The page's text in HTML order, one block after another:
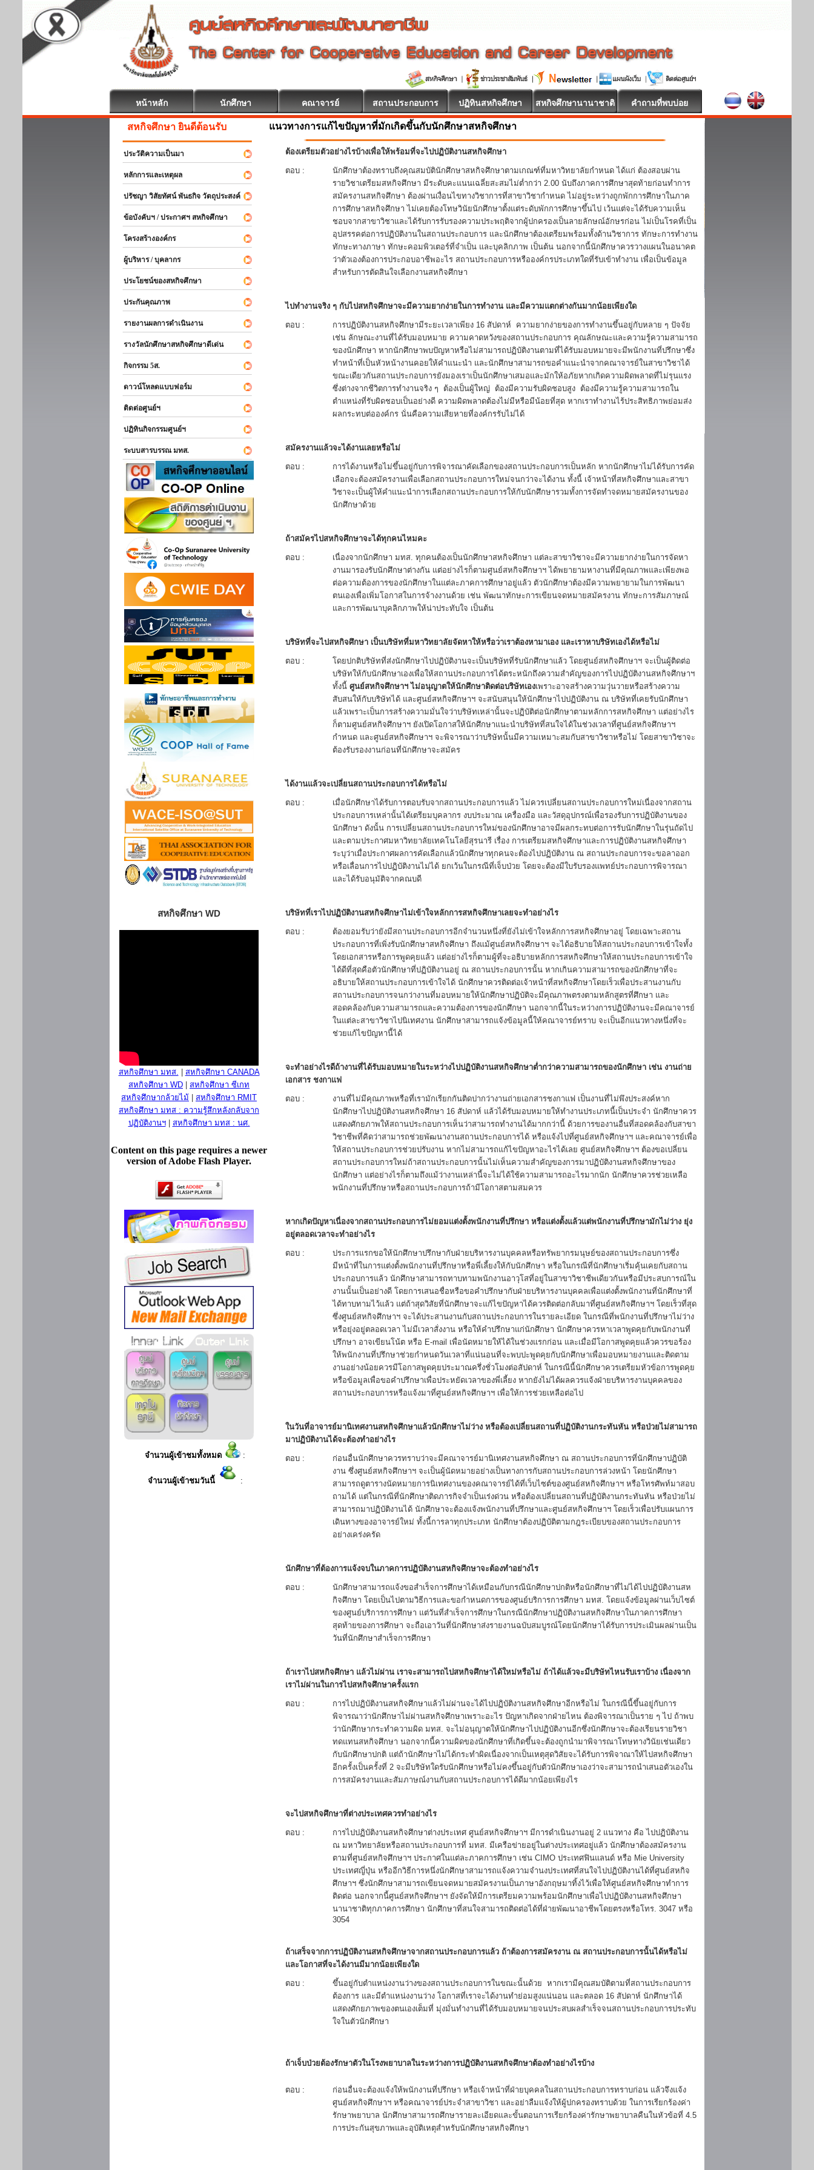
หน้าหลัก นักศึกษา คณาจารย์ สถานประกอบการ ปฏิทินสหกิจศึกษา สหกิจศึกษานานาชาติ คำถามที่พบบ่อย
สหกิจศึกษา ยินดีต้อนรับ
ประวัติความเป็นมา
หลักการและเหตุผล
ปรัชญา วิสัยทัศน์ พันธกิจ วัตถุประสงค์
ข้อบังคับฯ / ประกาศฯ สหกิจศึกษา
โครงสร้างองค์กร
ผู้บริหาร / บุคลากร
ประโยชน์ของสหกิจศึกษา
ประกันคุณภาพ
รายงานผลการดำเนินงาน
รางวัลนักศึกษาสหกิจศึกษาดีเด่น
กิจกรรม 5ส.
ดาวน์โหลดแบบฟอร์ม
ติดต่อศูนย์ฯ
ปฏิทินกิจกรรมศูนย์ฯ
ระบบสารบรรณ มทส.
สหกิจศึกษา WD
สหกิจศึกษา มทส.
สหกิจศึกษา CANADA
สหกิจศึกษา WD
สหกิจศึกษา ซีเกท
สหกิจศึกษากล้วยไม้
สหกิจศึกษา RMIT
สหกิจศึกษา มทส : ความรู้สึกหลังกลับจาก
ปฏิบัติงานฯ| สหกิจศึกษา มทส : นศ.
Content on this page requires a newer
version of Adobe Flash Player.
จำนวนผู้เข้าชมทั้งหมด :
จำนวนผู้เข้าชมวันนี้ :
แนวทางการแก้ไขปัญหาที่มักเกิดขึ้นกับนักศึกษาสหกิจศึกษา
ต้องเตรียมตัวอย่างไรบ้างเพื่อให้พร้อมที่จะไปปฏิบัติงานสหกิจศึกษา
ตอบ :
นักศึกษาต้องทราบถึงคุณสมบัตินักศึกษาสหกิจศึกษาตามเกณฑ์ที่มหาวิทยาลัยกำหนด ได้แก่ ต้องสอบผ่าน
รายวิชาเตรียมสหกิจศึกษา มีระดับคะแนนเฉลี่ยสะสมไม่ต่ำกว่า 2.00 นับถึงภาคการศึกษาสุดท้ายก่อนทำการ
สมัครงานสหกิจศึกษา ต้องผ่านเงื่อนไขทางวิชาการที่สาขาวิชากำหนด ไม่อยู่ระหว่างถูกพักการศึกษาในภาค
การศึกษาสหกิจศึกษา ไม่เคยต้องโทษวินัยนักศึกษาตั้งแต่ระดับพักการศึกษาขึ้นไป เว้นแต่จะได้รับความเห็น
ชอบจากสาขาวิชาและได้รับการรับรองความประพฤติจากผู้ปกครองเป็นลายลักษณ์อักษรก่อน ไม่เป็นโรคที่เป็น
อุปสรรคต่อการปฏิบัติงานในสถานประกอบการ และนักศึกษาต้องเตรียมพร้อมทั้งด้านวิชาการ ทักษะการทำงาน
ทักษะทางภาษา ทักษะคอมพิวเตอร์ที่จำเป็น และบุคลิกภาพ เป็นต้น นอกจากนี้นักศึกษาควรวางแผนในอนาคต
ว่าตัวเองต้องการประกอบอาชีพอะไร สถานประกอบการหรือองค์กรประเภทใดที่รับเข้าทำงาน เพื่อเป็นข้อมูล
สำหรับการตัดสินใจเลือกงานสหกิจศึกษา
ไปทำงานจริง ๆ กับไปสหกิจศึกษาจะมีความยากง่ายในการทำงาน และมีความแตกต่างกันมากน้อยเพียงใด
ตอบ :
การปฏิบัติงานสหกิจศึกษามีระยะเวลาเพียง 16 สัปดาห์ ความยากง่ายของการทำงานขึ้นอยู่กับหลาย ๆ ปัจจัย
เช่น ลักษณะงานที่ได้รับมอบหมาย ความคาดหวังของสถานประกอบการ คุณลักษณะและความรู้ความสามารถ
ของนักศึกษา หากนักศึกษาพบปัญหาหรือไม่สามารถปฏิบัติงานตามที่ได้รับมอบหมายจะมีพนักงานที่ปรึกษาซึ่ง
ทำหน้าที่เป็นหัวหน้างานคอยให้คำแนะนำ และนักศึกษาสามารถขอคำแนะนำจากคณาจารย์ในสาขาวิชาได้
ขณะเดียวกันสถานประกอบการยังมองเราเป็นนักศึกษาเสมอและมักให้อภัยหากเกิดความผิดพลาดที่ไม่รุนแรง
ซึ่งต่างจากชีวิตการทำงานจริง ๆ ต้องเป็นผู้ใหญ่ ต้องมีความรับผิดชอบสูง ต้องมีความรู้ความสามารถใน
ตำแหน่งที่รับผิดชอบเป็นอย่างดี ความผิดพลาดต้องไม่มีหรือมีน้อยที่สุด หากเราทำงานไร้ประสิทธิภาพย่อมส่ง
ผลกระทบต่อองค์กร นั่นคือความเสียหายที่องค์กรรับไม่ได้
สมัครงานแล้วจะได้งานเลยหรือไม่
ตอบ :
การได้งานหรือไม่ขึ้นอยู่กับการพิจารณาคัดเลือกของสถานประกอบการเป็นหลัก หากนักศึกษาไม่ได้รับการคัด
เลือกจะต้องสมัครงานเพื่อเลือกสถานประกอบการใหม่จนกว่าจะได้งาน ทั้งนี้ เจ้าหน้าที่สหกิจศึกษาและสาขา
วิชาจะเป็นผู้ให้คำแนะนำการเลือกสถานประกอบการให้กับนักศึกษารวมทั้งการจัดทำจดหมายสมัครงานของ
นักศึกษาด้วย
ถ้าสมัครไปสหกิจศึกษาจะได้ทุกคนไหมคะ
ตอบ :
เนื่องจากนักศึกษา มทส. ทุกคนต้องเป็นนักศึกษาสหกิจศึกษา แต่ละสาขาวิชาจะมีความยากง่ายในการจัดหา
งานมารองรับนักศึกษาต่างกัน แต่อย่างไรก็ตามศูนย์สหกิจศึกษาฯ ได้พยายามหางานที่มีคุณภาพและเพียงพอ
ต่อความต้องการของนักศึกษาในแต่ละภาคการศึกษาอยู่แล้ว ตัวนักศึกษาต้องมีความพยายามในการพัฒนา
ตนเองเพื่อเพิ่มโอกาสในการจ้างงานด้วย เช่น พัฒนาทักษะการเขียนจดหมายสมัครงาน ทักษะการสัมภาษณ์
และการพัฒนาบุคลิกภาพให้น่าประทับใจ เป็นต้น
บริษัทที่จะไปสหกิจศึกษา เป็นบริษัทที่มหาวิทยาลัยจัดหาให้หรือว่าเราต้องหามาเอง และเราหาบริษัทเองได้หรือไม่
ตอบ :
โดยปกติบริษัทที่ส่งนักศึกษาไปปฏิบัติงานจะเป็นบริษัทที่รับนักศึกษาแล้ว โดยศูนย์สหกิจศึกษาฯ จะเป็นผู้ติดต่อ
บริษัทให้กับนักศึกษาเองเพื่อให้สถานประกอบการได้ตระหนักถึงความสำคัญของการไปปฏิบัติงานสหกิจศึกษาฯ
ทั้งนี้ ศูนย์สหกิจศึกษาฯ ไม่อนุญาตให้นักศึกษาติดต่อบริษัทเองเพราะอาจสร้างความวุ่นวายหรือสร้างความ
สับสนให้กับบริษัทได้ และศูนย์สหกิจศึกษาฯ จะสนับสนุนให้นักศึกษาไปปฏิบัติงาน ณ บริษัทที่เคยรับนักศึกษา
แล้วเพราะเป็นการสร้างความมั่นใจว่าบริษัทเหล่านั้นจะปฏิบัติต่อนักศึกษาตามหลักการสหกิจศึกษา แต่อย่างไร
ก็ตามศูนย์สหกิจศึกษาฯ ยังเปิดโอกาสให้นักศึกษาแนะนำบริษัทที่สนใจได้ในช่วงเวลาที่ศูนย์สหกิจศึกษาฯ
กำหนด และศูนย์สหกิจศึกษาฯ จะพิจารณาว่าบริษัทนั้นมีความเหมาะสมกับสาขาวิชาหรือไม่ โดยสาขาวิชาจะ
ต้องรับรองงานก่อนที่นักศึกษาจะสมัคร
ได้งานแล้วจะเปลี่ยนสถานประกอบการได้หรือไม่
ตอบ :
เมื่อนักศึกษาได้รับการตอบรับจากสถานประกอบการแล้ว ไม่ควรเปลี่ยนสถานประกอบการใหม่เนื่องจากสถาน
ประกอบการเหล่านั้นได้เตรียมบุคลากร งบประมาณ เครื่องมือ และวัสดุอุปกรณ์เพื่อรองรับการปฏิบัติงานของ
นักศึกษา ดังนั้น การเปลี่ยนสถานประกอบการใหม่ของนักศึกษาอาจมีผลกระทบต่อการรับนักศึกษาในรุ่นถัดไป
และตามประกาศมหาวิทยาลัยเทคโนโลยีสุรนารี เรื่อง การเตรียมสหกิจศึกษาและการปฏิบัติงานสหกิจศึกษา
ระบุว่าเมื่อประกาศผลการคัดเลือกแล้วนักศึกษาทุกคนจะต้องไปปฏิบัติงาน ณ สถานประกอบการจะขอลาออก
หรือเลื่อนการไปปฏิบัติงานไม่ได้ ยกเว้นในกรณีที่เจ็บป่วย โดยจะต้องมีใบรับรองแพทย์ประกอบการพิจารณา
และได้รับอนุมัติจากคณบดี
บริษัทที่เราไปปฏิบัติงานสหกิจศึกษาไม่เข้าใจหลักการสหกิจศึกษาเลยจะทำอย่างไร
ตอบ :
ต้องยอมรับว่ายังมีสถานประกอบการอีกจำนวนหนึ่งที่ยังไม่เข้าใจหลักการสหกิจศึกษาอยู่ โดยเฉพาะสถาน
ประกอบการที่เพิ่งรับนักศึกษาสหกิจศึกษา ถึงแม้ศูนย์สหกิจศึกษาฯ จะได้อธิบายให้สถานประกอบการเข้าใจทั้ง
โดยเอกสารหรือการพูดคุยแล้ว แต่อย่างไรก็ตามผู้ที่จะอธิบายหลักการสหกิจศึกษาให้สถานประกอบการเข้าใจ
ได้ดีที่สุดคือตัวนักศึกษาที่ปฏิบัติงานอยู่ ณ สถานประกอบการนั้น หากเกินความสามารถของนักศึกษาที่จะ
อธิบายให้สถานประกอบการเข้าใจได้ นักศึกษาควรติดต่อเจ้าหน้าที่สหกิจศึกษาโดยเร็วเพื่อประสานงานกับ
สถานประกอบการจนกว่างานที่มอบหมายให้นักศึกษาปฏิบัติจะมีคุณภาพตรงตามหลักสูตรที่ศึกษา และ
สอดคล้องกับความสามารถและความต้องการของนักศึกษา นอกจากนี้ในระหว่างการปฏิบัติงานจะมีคณาจารย์
ในแต่ละสาขาวิชาไปนิเทศงาน นักศึกษาสามารถแจ้งข้อมูลนี้ให้คณาจารย์ทราบ จะเป็นอีกแนวทางหนึ่งที่จะ
ช่วยแก้ไขปัญหานี้ได้
จะทำอย่างไรดีถ้างานที่ได้รับมอบหมายในระหว่างไปปฏิบัติงานสหกิจศึกษาต่ำกว่าความสามารถของนักศึกษา เช่น งานถ่าย
เอกสาร ชงกาแฟ
ตอบ :
งานที่ไม่มีคุณภาพหรือที่เรามักเรียกกันติดปากว่างานถ่ายเอกสารชงกาแฟ เป็นงานที่ไม่พึงประสงค์หาก
นักศึกษาไปปฏิบัติงานสหกิจศึกษา 16 สัปดาห์ แล้วได้รับมอบหมายให้ทำงานประเภทนี้เป็นประจำ นักศึกษาควร
แสดงศักยภาพให้สถานประกอบการเห็นว่าสามารถทำงานได้มากกว่านี้ ด้วยการของานอื่นที่สอดคล้องกับสาขา
วิชาชีพที่คิดว่าสามารถช่วยพัฒนางานสถานประกอบการได้ หรือแจ้งไปที่ศูนย์สหกิจศึกษาฯ และคณาจารย์เพื่อ
ให้สถานประกอบการช่วยปรับงาน หากไม่สามารถแก้ไขปัญหาอะไรได้เลย ศูนย์สหกิจศึกษาฯ ต้องขอเปลี่ยน
สถานประกอบการใหม่ถ้าสถานประกอบการนั้นไม่เห็นความสำคัญของการมาปฏิบัติงานสหกิจศึกษาของ
นักศึกษา แต่อย่างไรก็ตามถึงแม้ว่างานเหล่านี้จะไม่ได้ใช้ความสามารถอะไรมากนัก นักศึกษาควรช่วยเหลือ
พนักงานที่ปรึกษาหรือสถานประกอบการถ้ามีโอกาสตามสมควร
หากเกิดปัญหาเนื่องจากสถานประกอบการไม่ยอมแต่งตั้งพนักงานที่ปรึกษา หรือแต่งตั้งแล้วแต่พนักงานที่ปรึกษามักไม่ว่าง ยุ่ง
อยู่ตลอดเวลาจะทำอย่างไร
ตอบ :
ประการแรกขอให้นักศึกษาปรึกษากับฝ่ายบริหารงานบุคคลหรือทรัพยากรมนุษย์ของสถานประกอบการซึ่ง
มีหน้าที่ในการแต่งตั้งพนักงานที่ปรึกษาหรือพี่เลี้ยงให้กับนักศึกษา หรือในกรณีที่นักศึกษาเริ่มคุ้นเคยกับสถาน
ประกอบการแล้ว นักศึกษาสามารถทาบทามพนักงานอาวุโสที่อยู่ในสาขาวิชาชีพเดียวกันหรือมีประสบการณ์ใน
งานนั้นเป็นอย่างดี โดยการเสนอชื่อหรือขอคำปรึกษากับฝ่ายบริหารงานบุคคลเพื่อแต่งตั้งพนักงานที่นักศึกษาที่
ได้ทาบทามไว้แล้ว แต่ถ้าสุดวิสัยที่นักศึกษาจะแก้ไขปัญหาได้ควรติดต่อกลับมาที่ศูนย์สหกิจศึกษาฯ โดยเร็วที่สุด
ซึ่งศูนย์สหกิจศึกษาฯ จะได้ประสานงานกับสถานประกอบการในรายละเอียด ในกรณีที่พนักงานที่ปรึกษาไม่ว่าง
หรือยุ่งอยู่ตลอดเวลา ไม่มีเวลาสั่งงาน หรือให้คำปรึกษาแก่นักศึกษา นักศึกษาควรหาเวลาพูดคุยกับพนักงานที่
ปรึกษา อาจเขียนโน้ต หรือ E-mail เพื่อนัดหมายให้ได้ในช่วงแรกก่อน และเมื่อมีโอกาสพูดคุยแล้วควรขอร้อง
ให้พนักงานที่ปรึกษาช่วยกำหนดวันเวลาที่แน่นอนที่จะพบปะพูดคุยกับนักศึกษาเพื่อมอบหมายงานและติดตาม
งานอย่างน้อยควรมีโอกาสพูดคุยประมาณครึ่งชั่วโมงต่อสัปดาห์ ในกรณีนี้นักศึกษาควรเตรียมหัวข้อการพูดคุย
หรือข้อมูลเพื่อขอคำปรึกษาเพื่อประหยัดเวลาของพี่เลี้ยง หากยังไม่ได้ผลควรแจ้งฝ่ายบริหารงานบุคคลของ
สถานประกอบการหรือแจ้งมาที่ศูนย์สหกิจศึกษาฯ เพื่อให้การช่วยเหลือต่อไป
ในวันที่อาจารย์มานิเทศงานสหกิจศึกษาแล้วนักศึกษาไม่ว่าง หรือต้องเปลี่ยนสถานที่ปฏิบัติงานกระทันหัน หรือป่วยไม่สามารถ
มาปฏิบัติงานได้จะต้องทำอย่างไร
ตอบ :
ก่อนอื่นนักศึกษาควรทราบว่าจะมีคณาจารย์มานิเทศงานสหกิจศึกษา ณ สถานประกอบการที่นักศึกษาปฏิบัติ
งาน ซึ่งศูนย์สหกิจศึกษาฯ จะเป็นผู้นัดหมายอย่างเป็นทางการกับสถานประกอบการล่วงหน้า โดยนักศึกษา
สามารถดูตารางนัดหมายการนิเทศงานของคณาจารย์ได้ที่เว็บไซต์ของศูนย์สหกิจศึกษาฯ หรือโทรศัพท์มาสอบ
ถามได้ แต่ในกรณีที่นักศึกษาติดภารกิจจำเป็นเร่งด่วน หรือต้องเปลี่ยนสถานที่ปฏิบัติงานกระทันหัน หรือป่วยไม่
สามารถมาปฏิบัติงานได้ นักศึกษาจะต้องแจ้งพนักงานที่ปรึกษาและศูนย์สหกิจศึกษาฯ โดยเร็วเพื่อปรับแผนการ
เดินทางของอาจารย์ใหม่ ทั้งนี้การลาทุกประเภท นักศึกษาต้องปฏิบัติตามกฎระเบียบของสถานประกอบการ
อย่างเคร่งครัด
นักศึกษาที่ต้องการแจ้งจบในภาคการปฏิบัติงานสหกิจศึกษาจะต้องทำอย่างไร
ตอบ :
นักศึกษาสามารถแจ้งขอสำเร็จการศึกษาได้เหมือนกับกรณีนักศึกษาปกติหรือนักศึกษาที่ไม่ได้ไปปฏิบัติงานสห
กิจศึกษา โดยเป็นไปตามวิธีการและขอกำหนดการของศูนย์บริการการศึกษา มทส. โดยแจ้งข้อมูลผ่านเว็บไซต์
ของศูนย์บริการการศึกษา แต่วันที่สำเร็จการศึกษาในกรณีนักศึกษาปฏิบัติงานสหกิจศึกษาในภาคการศึกษา
สุดท้ายของการศึกษา จะถือเอาวันที่นักศึกษาส่งรายงานฉบับสมบูรณ์โดยนักศึกษาได้รับการประเมินผลผ่านเป็น
วันที่นักศึกษาสำเร็จการศึกษา
ถ้าเราไปสหกิจศึกษา แล้วไม่ผ่าน เราจะสามารถไปสหกิจศึกษาได้ใหม่หรือไม่ ถ้าได้แล้วจะมีบริษัทไหนรับเราบ้าง เนื่องจาก
เราไม่ผ่านในการไปสหกิจศึกษาครั้งแรก
ตอบ :
การไปปฏิบัติงานสหกิจศึกษาแล้วไม่ผ่านจะได้ไปปฏิบัติงานสหกิจศึกษาอีกหรือไม่ ในกรณีนี้ขึ้นอยู่กับการ
พิจารณาว่านักศึกษาไม่ผ่านสหกิจศึกษาเพราะอะไร ปัญหาเกิดจากฝ่ายไหน ต้องพิจารณาเป็นราย ๆ ไป ถ้าพบ
ว่านักศึกษากระทำความผิด มทส. จะไม่อนุญาตให้นักศึกษาไปปฏิบัติงานอีกซึ่งนักศึกษาจะต้องเรียนรายวิชา
ทดแทนสหกิจศึกษา นอกจากนี้ความผิดของนักศึกษาที่เกิดขึ้นจะต้องถูกนำมาพิจารณาโทษทางวินัยเช่นเดียว
กับนักศึกษาปกติ แต่ถ้านักศึกษาไม่ได้กระทำผิดเนื่องจากเป็นเหตุสุดวิสัยจะได้รับการพิจาณาให้ไปสหกิจศึกษา
อีกครั้งเป็นครั้งที่ 2 จะมีบริษัทใดรับนักศึกษาหรือไม่คงขึ้นอยู่กับตัวนักศึกษาเองว่าจะสามารถนำเสนอตัวเองใน
การสมัครงานและสัมภาษณ์งานกับสถานประกอบการได้ดีมากน้อยเพียงไร
จะไปสหกิจศึกษาที่ต่างประเทศควรทำอย่างไร
ตอบ :
การไปปฏิบัติงานสหกิจศึกษาต่างประเทศ ศูนย์สหกิจศึกษาฯ มีการดำเนินงานอยู่ 2 แนวทาง คือ ไปปฏิบัติงาน
ณ มหาวิทยาลัยหรือสถานประกอบการที่ มทส. มีเครือข่ายอยู่ในต่างประเทศอยู่แล้ว นักศึกษาต้องสมัครงาน
ตามที่ศูนย์สหกิจศึกษาฯ ประกาศในแต่ละภาคการศึกษา เช่น CIMO ประเทศฟินแลนด์ หรือ Mie University
ประเทศญี่ปุ่น หรืออีกวิธีการหนึ่งนักศึกษาสามารถแจ้งความจำนงประเทศที่สนใจไปปฏิบัติงานได้ที่ศูนย์สหกิจ
ศึกษาฯ ซึ่งนักศึกษาสามารถเขียนจดหมายสมัครงานเป็นภาษาอังกฤษมาทิ้งไว้เพื่อให้ศูนย์สหกิจศึกษาทำการ
ติดต่อ นอกจากนี้ศูนย์สหกิจศึกษาฯ ยังจัดให้มีการเตรียมความพร้อมนักศึกษาเพื่อไปปฏิบัติงานสหกิจศึกษา
นานาชาติทุกภาคการศึกษา นักศึกษาที่สนใจสามารถติดต่อได้ที่ฝ่ายพัฒนาอาชีพโดยตรงหรือโทร. 3047 หรือ
3054
ถ้าเสร็จจากการปฏิบัติงานสหกิจศึกษาจากสถานประกอบการแล้ว ถ้าต้องการสมัครงาน ณ สถานประกอบการนั้นได้หรือไม่
และโอกาสที่จะได้งานมีมากน้อยเพียงใด
ตอบ :
ขึ้นอยู่กับตำแหน่งงานว่างของสถานประกอบการในขณะนั้นด้วย หากเรามีคุณสมบัติตามที่สถานประกอบการ
ต้องการ และมีตำแหน่งงานว่าง โอกาสที่เราจะได้งานทำย่อมสูงแน่นอน และตลอด 16 สัปดาห์ นักศึกษาได้
แสดงศักยภาพของตนเองเต็มที่ มุ่งมั่นทำงานที่ได้รับมอบหมายจนประสบผลสำเร็จจนสถานประกอบการประทับ
ใจในตัวนักศึกษา
ถ้าเจ็บป่วยต้องรักษาตัวในโรงพยาบาลในระหว่างการปฏิบัติงานสหกิจศึกษาต้องทำอย่างไรบ้าง
ตอบ :
ก่อนอื่นจะต้องแจ้งให้พนักงานที่ปรึกษา หรือเจ้าหน้าที่ฝ่ายบุคคลในสถานประกอบการทราบก่อน แล้วจึงแจ้ง
ศูนย์สหกิจศึกษาฯ หรือคณาจารย์ประจำสาขาวิชา และอย่าลืมแจ้งให้ผู้ปกครองทราบด้วย ในการเรียกร้องค่า
รักษาพยาบาล นักศึกษาสามารถศึกษารายละเอียดและขั้นตอนการเรียกร้องค่ารักษาพยาบาลคืนในหัวข้อที่ 4.5
การประกันสุขภาพและอุบัติเหตุสำหรับนักศึกษาสหกิจศึกษา